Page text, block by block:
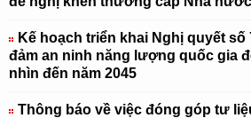
Kế hoạch triển khai Nghị quyết số
đảm an ninh năng lượng quốc gia
nhìn đến năm 2045
Thông báo về việc đóng góp tư